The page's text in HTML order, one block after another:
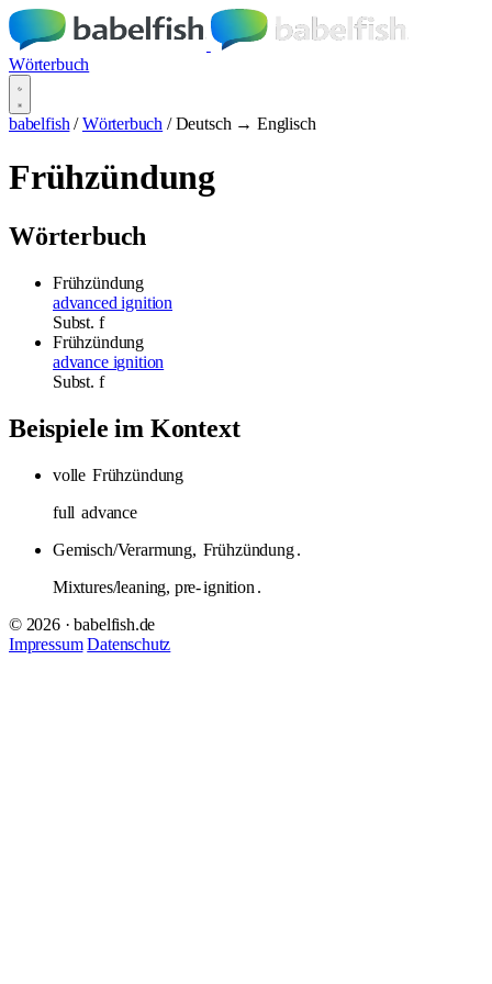
Wörterbuch
babelfish / Wörterbuch / Deutsch → Englisch
Frühzündung
Wörterbuch
Frühzündung
advanced ignition
Subst. f
Frühzündung
advance ignition
Subst. f
Beispiele im Kontext
volle Frühzündung
full advance
Gemisch/Verarmung, Frühzündung.
Mixtures/leaning, pre-ignition .
© 2026 · babelfish.de
Impressum Datenschutz